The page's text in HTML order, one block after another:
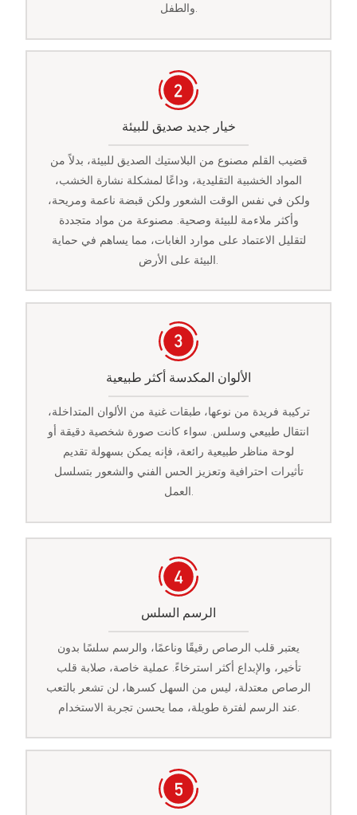
والطفل.
خيار جديد صديق للبيئة
قضيب القلم مصنوع من البلاستيك الصديق للبيئة، بدلاً من
المواد الخشبية التقليدية، وداعًا لمشكلة نشارة الخشب،
ولكن في نفس الوقت الشعور ولكن قبضة ناعمة ومريحة،
وأكثر ملاءمة للبيئة وصحية. مصنوعة من مواد متجددة
لتقليل الاعتماد على موارد الغابات، مما يساهم في حماية
البيئة على الأرض.
الألوان المكدسة أكثر طبيعية
تركيبة فريدة من نوعها، طبقات غنية من الألوان المتداخلة،
انتقال طبيعي وسلس. سواء كانت صورة شخصية دقيقة أو
لوحة مناظر طبيعية رائعة، فإنه يمكن بسهولة تقديم
تأثيرات احترافية وتعزيز الحس الفني والشعور بتسلسل
العمل.
الرسم السلس
يعتبر قلب الرصاص رقيقًا وناعمًا، والرسم سلسًا بدون
تأخير، والإبداع أكثر استرخاءً. عملية خاصة، صلابة قلب
الرصاص معتدلة، ليس من السهل كسرها، لن تشعر بالتعب